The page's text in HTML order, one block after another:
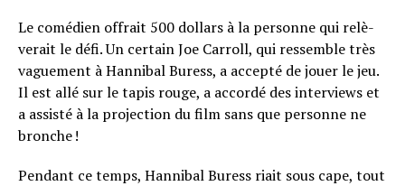
Le comé­dien offrait 500 dollars à la personne qui relè­
ve­rait le défi. Un certain Joe Carroll, qui ressemble très
vague­ment à Hanni­bal Buress, a accepté de jouer le jeu.
Il est allé sur le tapis rouge, a accordé des inter­views et
a assisté à la projec­tion du film sans que personne ne
bronche !
Pendant ce temps, Hanni­bal Buress riait sous cape, tout